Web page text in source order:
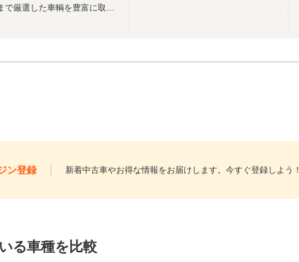
輸入車から国産軽自動車まで厳選した車輌を豊富に取り揃えております♪
ン登録 新着中古車やお得な情報をお届けします。今すぐ登録しよう！
る車種を比較